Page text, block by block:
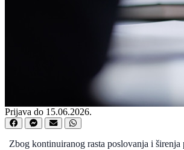
Prijava do 15.06.2026.
Zbog kontinuiranog rasta poslovanja i širenja